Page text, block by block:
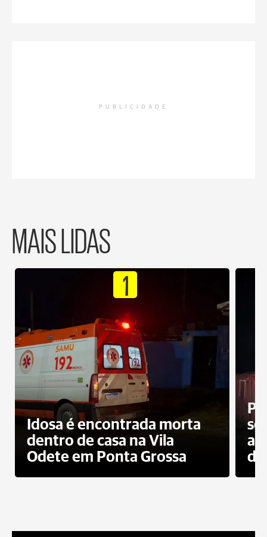
PUBLICIDADE
MAIS LIDAS
1
Idosa é encontrada morta
dentro de casa na Vila
Odete em Ponta Grossa
do